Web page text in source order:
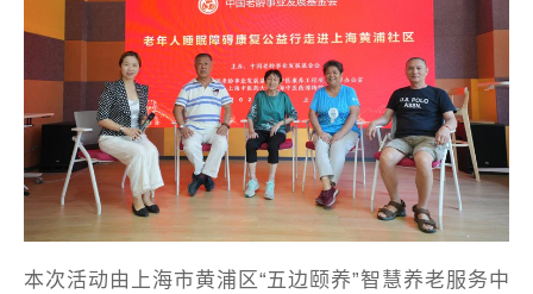
本次活动由上海市黄浦区“五边颐养”智慧养老服务中